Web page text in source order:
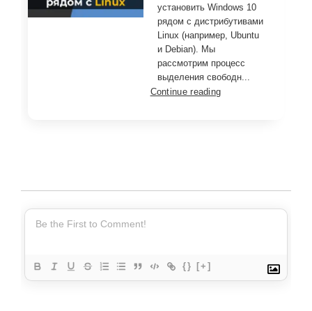
установить Windows 10
рядом с дистрибутивами
Linux (например, Ubuntu
и Debian). Мы
рассмотрим процесс
выделения свободн...
Continue reading
{} [+]